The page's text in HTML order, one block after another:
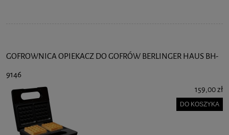
GOFROWNICA OPIEKACZ DO GOFRÓW BERLINGER HAUS BH-
9146
159,00 zł
DO KOSZYKA